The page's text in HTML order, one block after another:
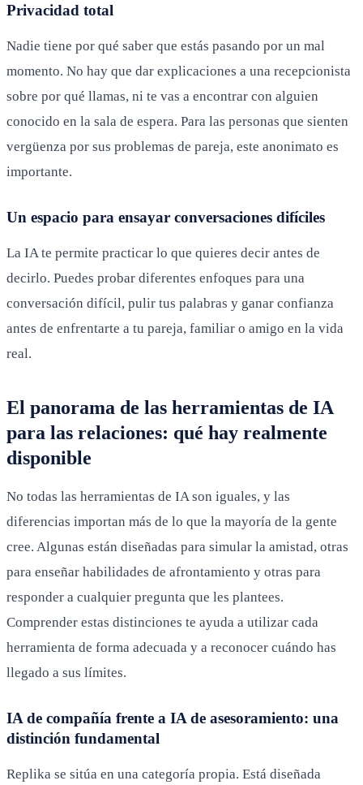
Privacidad total
Nadie tiene por qué saber que estás pasando por un mal
momento. No hay que dar explicaciones a una recepcionista
sobre por qué llamas, ni te vas a encontrar con alguien
conocido en la sala de espera. Para las personas que sienten
vergüenza por sus problemas de pareja, este anonimato es
importante.
Un espacio para ensayar conversaciones difíciles
La IA te permite practicar lo que quieres decir antes de
decirlo. Puedes probar diferentes enfoques para una
conversación difícil, pulir tus palabras y ganar confianza
antes de enfrentarte a tu pareja, familiar o amigo en la vida
real.
El panorama de las herramientas de IA
para las relaciones: qué hay realmente
disponible
No todas las herramientas de IA son iguales, y las
diferencias importan más de lo que la mayoría de la gente
cree. Algunas están diseñadas para simular la amistad, otras
para enseñar habilidades de afrontamiento y otras para
responder a cualquier pregunta que les plantees.
Comprender estas distinciones te ayuda a utilizar cada
herramienta de forma adecuada y a reconocer cuándo has
llegado a sus límites.
IA de compañía frente a IA de asesoramiento: una
distinción fundamental
Replika se sitúa en una categoría propia. Está diseñada